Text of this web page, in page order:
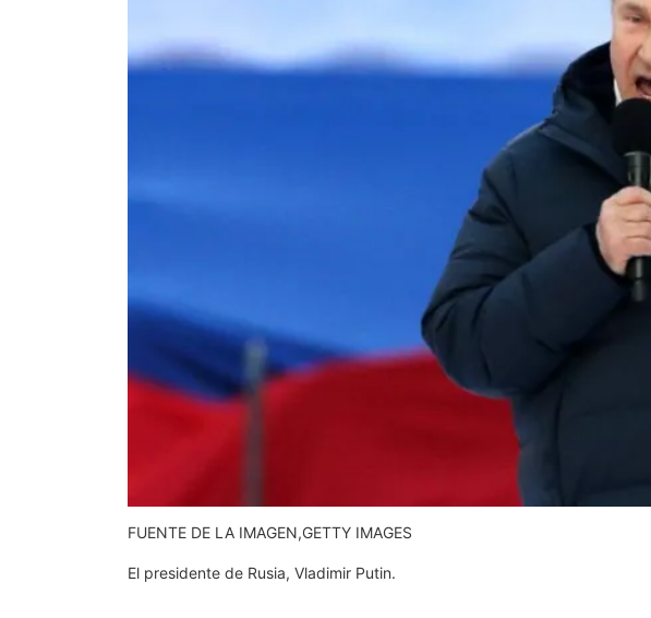
FUENTE DE LA IMAGEN,GETTY IMAGES
El presidente de Rusia, Vladimir Putin.